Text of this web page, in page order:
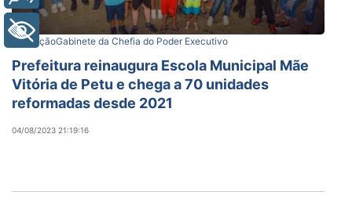
EducaçãoGabinete da Chefia do Poder Executivo
Prefeitura reinaugura Escola Municipal Mãe
Vitória de Petu e chega a 70 unidades
reformadas desde 2021
04/08/2023 21:19:16
+ Acessibilidade